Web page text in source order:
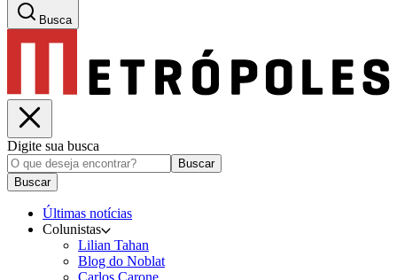
Busca
Digite sua busca
Buscar
Buscar
Últimas notícias
Colunistas
Lilian Tahan
Blog do Noblat
Carlos Carone